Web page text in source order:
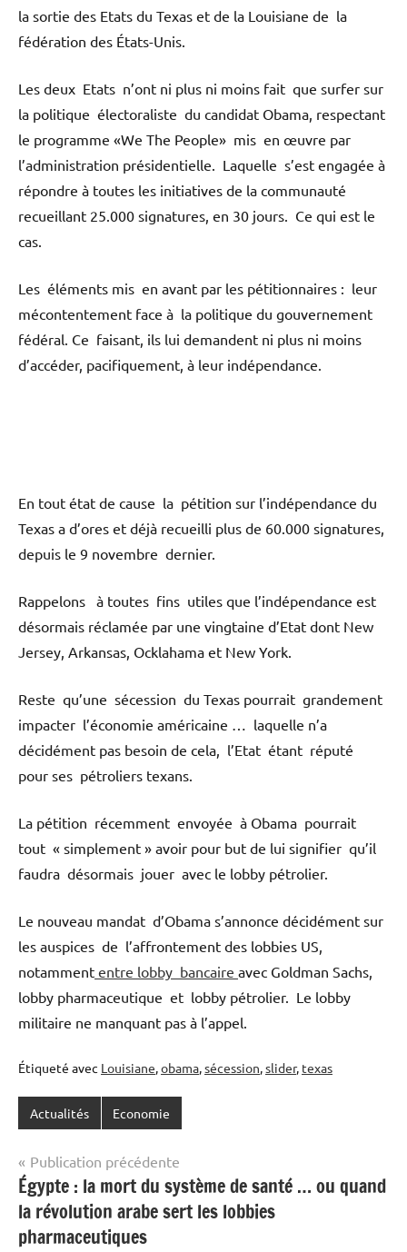
la sortie des Etats du Texas et de la Louisiane de la
fédération des États-Unis.
Les deux Etats n’ont ni plus ni moins fait que surfer sur
la politique électoraliste du candidat Obama, respectant
le programme «We The People» mis en œuvre par
l’administration présidentielle. Laquelle s’est engagée à
répondre à toutes les initiatives de la communauté
recueillant 25.000 signatures, en 30 jours. Ce qui est le
cas.
Les éléments mis en avant par les pétitionnaires : leur
mécontentement face à la politique du gouvernement
fédéral. Ce faisant, ils lui demandent ni plus ni moins
d’accéder, pacifiquement, à leur indépendance.
En tout état de cause la pétition sur l’indépendance du
Texas a d’ores et déjà recueilli plus de 60.000 signatures,
depuis le 9 novembre dernier.
Rappelons à toutes fins utiles que l’indépendance est
désormais réclamée par une vingtaine d’Etat dont New
Jersey, Arkansas, Ocklahama et New York.
Reste qu’une sécession du Texas pourrait grandement
impacter l’économie américaine … laquelle n’a
décidément pas besoin de cela, l’Etat étant réputé
pour ses pétroliers texans.
La pétition récemment envoyée à Obama pourrait
tout « simplement » avoir pour but de lui signifier qu’il
faudra désormais jouer avec le lobby pétrolier.
Le nouveau mandat d’Obama s’annonce décidément sur
les auspices de l’affrontement des lobbies US,
notamment entre lobby bancaire avec Goldman Sachs,
lobby pharmaceutique et lobby pétrolier. Le lobby
militaire ne manquant pas à l’appel.
Étiqueté avec Louisiane obama sécession slider, texas
Actualités Economie
Navigation
de
l’article
Publication précédente
Égypte : la mort du système de santé … ou quand
la révolution arabe sert les lobbies
pharmaceutiques